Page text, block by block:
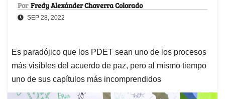
Por Fredy Alexánder Chaverra Colorado
SEP 28, 2022
Es paradójico que los PDET sean uno de los procesos
más visibles del acuerdo de paz, pero al mismo tiempo
uno de sus capítulos más incomprendidos